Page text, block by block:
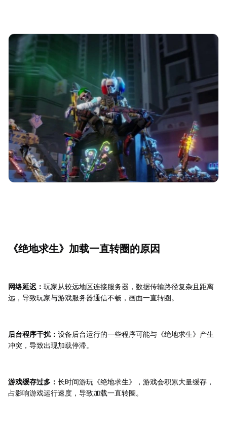
《绝地求生》加载一直转圈的原因
网络延迟： 玩家从较远地区连接服务器，数据传输路径复杂且距离
远，导致玩家与游戏服务器通信不畅，画面一直转圈。
后台程序干扰： 设备后台运行的一些程序可能与《绝地求生》产生
冲突，导致出现加载停滞。
游戏缓存过多： 长时间游玩《绝地求生》，游戏会积累大量缓存，
占影响游戏运行速度，导致加载一直转圈。